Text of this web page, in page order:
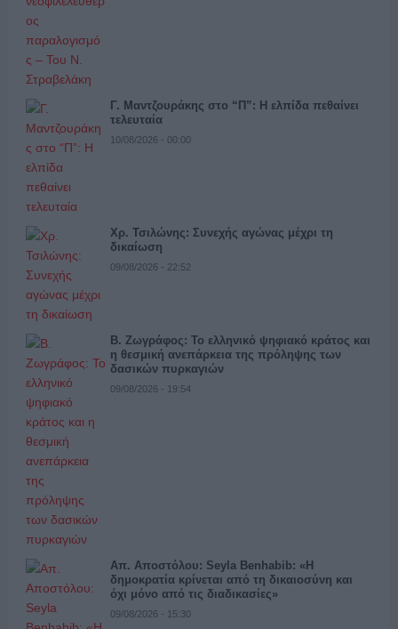
Γ. Μαντζουράκης στο “Π”: Η ελπίδα πεθαίνει
τελευταία
10/08/2026 - 00:00
Χρ. Τσιλώνης: Συνεχής αγώνας μέχρι τη
δικαίωση
09/08/2026 - 22:52
Β. Ζωγράφος: Το ελληνικό ψηφιακό κράτος και
η θεσμική ανεπάρκεια της πρόληψης των
δασικών πυρκαγιών
09/08/2026 - 19:54
Απ. Αποστόλου: Seyla Benhabib: «Η
δημοκρατία κρίνεται από τη δικαιοσύνη και
όχι μόνο από τις διαδικασίες»
09/08/2026 - 15:30